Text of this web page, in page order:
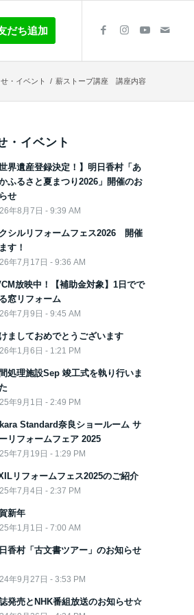
だち追加
・イベント / 薪ストーブ講座 講座内容
・イベント
世界遺産登録決定！】明日香村「あ
ふるさと夏まつり2026」開催のお
せ
年8月7日 - 9:39 AM
シルリフォームフェス2026 開催
す！
年7月17日 - 9:36 AM
放映中！【補助金対象】1日でで
窓リフォーム
年7月9日 - 9:45 AM
ましておめでとうございます
年1月6日 - 1:21 PM
処理施設Sep 竣工式を執り行いま
年9月1日 - 2:49 PM
Standard奈良ショールーム サ
リフォームフェア 2025
年7月19日 - 1:29 PM
リフォームフェス2025のご紹介
年7月4日 - 2:37 PM
新年
年1月1日 - 7:00 AM
香村「古文書ツアー」のお知らせ
年9月27日 - 3:53 PM
発売とNHK番組放送のお知らせ☆